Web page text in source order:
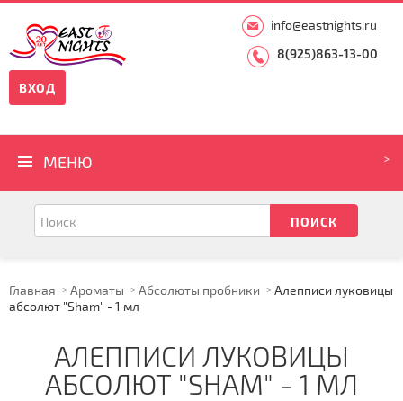
info@eastnights.ru
8(925)863-13-00
ВХОД
МЕНЮ
Главная Ароматы Абсолюты пробники
Алепписи луковицы
абсолют "Sham" - 1 мл
АЛЕППИСИ ЛУКОВИЦЫ
АБСОЛЮТ "SHAM" - 1 МЛ